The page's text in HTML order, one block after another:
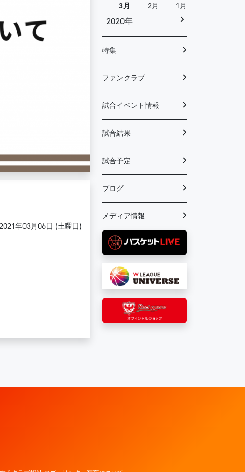
年03月06日 (土曜日)
3月
2月 1月
2020年
特集
ファンクラブ
試合イベント情報
試合結果
試合予定
ブログ
メディア情報